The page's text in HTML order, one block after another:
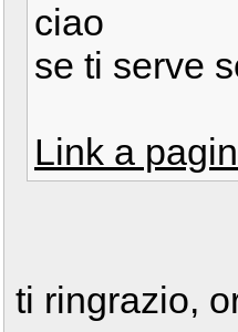
ciao
se ti serve
Link a
ti ringrazio,